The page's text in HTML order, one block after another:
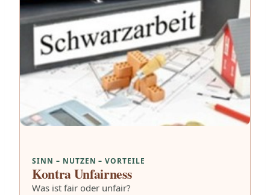
SINN – NUTZEN – VORTEILE
Kontra Unfairness
Was ist fair oder unfair?